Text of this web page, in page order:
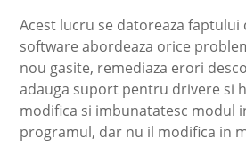
Acest lucru se datoreaza faptului
software abordeaza orice
nou gasite, remediaza erori
adauga suport pentru drivere si
modifica si imbunatatesc modul
programul, dar nu il modifica in